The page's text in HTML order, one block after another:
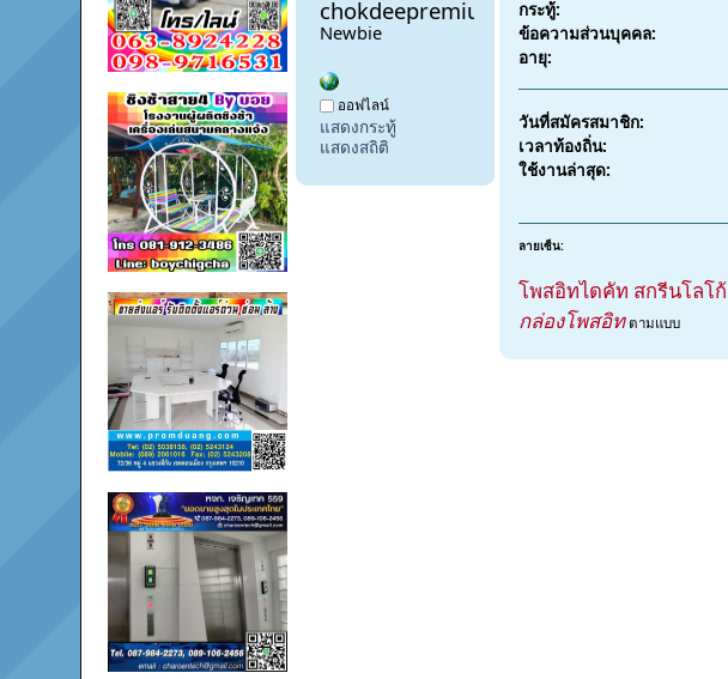
Newbie
ออฟไลน์
แสดงกระทู้
แสดงสถิติ
กระทู้:
ข้อความส่วนบุคคล:
อายุ:
วันที่สมัครสมาชิก:
เวลาท้องถิ่น:
ใช้งานล่าสุด:
ลายเซ็น:
โพสอิทไดคัท สกรีนโลโก้
กล่องโพสอิทตามแบบ